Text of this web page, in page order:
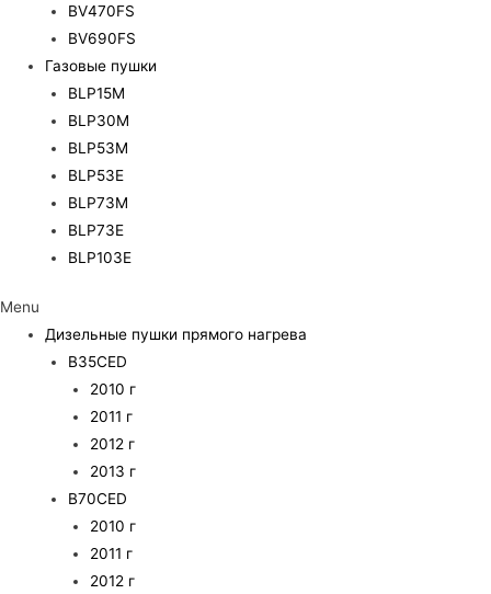
BV470FS
BV690FS
Газовые пушки
BLP15M
BLP30M
BLP53M
BLP53E
BLP73M
BLP73E
BLP103E
Menu
Дизельные пушки прямого нагрева
B35CED
2010 г
2011 г
2012 г
2013 г
B70CED
2010 г
2011 г
2012 г